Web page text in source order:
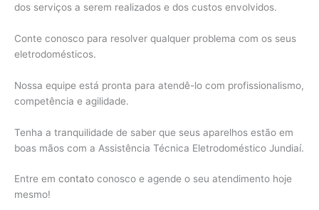
dos serviços a serem realizados e dos custos envolvidos.
Conte conosco para resolver qualquer problema com os seus
eletrodomésticos.
Nossa equipe está pronta para atendê-lo com profissionalismo,
competência e agilidade.
Tenha a tranquilidade de saber que seus aparelhos estão em
boas mãos com a Assistência Técnica Eletrodoméstico Jundiaí.
Entre em contato conosco e agende o seu atendimento hoje
mesmo!